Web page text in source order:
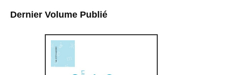
Dernier Volume Publié